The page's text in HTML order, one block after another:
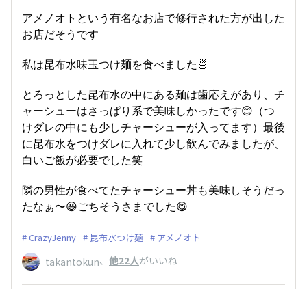
アメノオトという有名なお店で修行された方が出した
お店だそうです
私は昆布水味玉つけ麺を食べました🍜
とろっとした昆布水の中にある麺は歯応えがあり、チ
ャーシューはさっぱり系で美味しかったです😊（つ
けダレの中にも少しチャーシューが入ってます）最後
に昆布水をつけダレに入れて少し飲んでみましたが、
白いご飯が必要でした笑
隣の男性が食べてたチャーシュー丼も美味しそうだっ
たなぁ〜😆ごちそうさまでした😋
CrazyJenny 昆布水つけ麺 アメノオト
takantokun、 他22人がいいね